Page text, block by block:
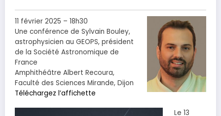
11 février 2025 – 18h30
Une conférence de Sylvain Bouley,
astrophysicien au GEOPS, président
de la Société Astronomique de
France
Amphithéâtre Albert Recoura,
Faculté des Sciences Mirande, Dijon
Téléchargez l’affichette
Le 13